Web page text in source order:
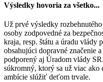
Výsledky hovoria za všetko...
Už prvé výsledky
osoby zodpovedné za
kraja, resp. štátu a úradu vlády
obsahujúci dopravné značenie
podporený aj Úradom vlády
súkromný, ktorý sa už viac ako
ambície slúžiť deťom trvale.